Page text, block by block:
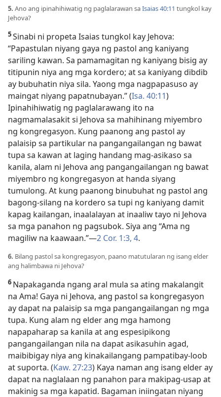
5. Ano ang ipinahihiwatig ng paglalarawan saIsaias 40:11 tungkol kay
Jehova?
5Sinabi ni propeta Isaias tungkol kay Jehova:
“Papastulan niyang gaya ng pastol ang kaniyang
sariling kawan. Sa pamamagitan ng kaniyang bisig ay
titipunin niya ang mga kordero; at sa kaniyang dibdib
ay bubuhatin niya sila. Yaong mga nagpapasuso ay
maingat niyang papatnubayan.” (Isa. 40:11)
Ipinahihiwatig ng paglalarawang ito na
nagmamalasakit si Jehova sa mahihinang miyembro
ng kongregasyon. Kung paanong ang pastol ay
palaisip sa partikular na pangangailangan ng bawat
tupa sa kawan at laging handang mag-asikaso sa
kanila, alam ni Jehova ang pangangailangan ng bawat
miyembro ng kongregasyon at handa siyang
tumulong. At kung paanong binubuhat ng pastol ang
bagong-silang na kordero sa tupi ng kaniyang damit
kapag kailangan, inaalalayan at inaaliw tayo ni Jehova
sa mga panahon ng pagsubok. Siya ang “Ama ng
magiliw na kaawaan.”—2 Cor. 1:3, 4.
6. Bilang pastol sa kongregasyon, paano matutularan ng isang elder
ang halimbawa ni Jehova?
6 Napakaganda ngang aral mula sa ating makalangit
na Ama! Gaya ni Jehova, ang pastol sa kongregasyon
ay dapat na palaisip sa mga pangangailangan ng mga
tupa. Kung alam ng elder ang mga hamong
napapaharap sa kanila at ang espesipikong
pangangailangan nila na dapat asikasuhin agad,
maibibigay niya ang kinakailangang pampatibay-loob
at suporta. (Kaw. 27:23) Kaya naman ang isang elder ay
dapat na naglalaan ng panahon para makipag-usap at
makinig sa mga kapatid. Bagaman iniingatan niyang